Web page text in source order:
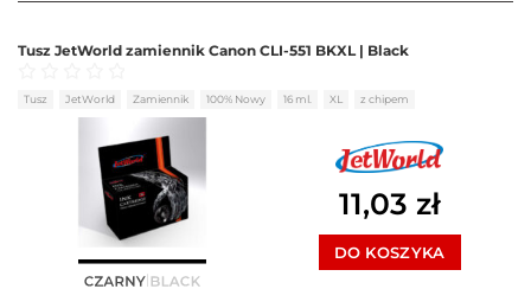
Tusz JetWorld zamiennik Canon CLI-551 BKXL | Black
Oceniono 0na 5
Tusz JetWorld Zamiennik 100% Nowy 16 ml. XL z chipem
11,03 zł
DO KOSZYKA